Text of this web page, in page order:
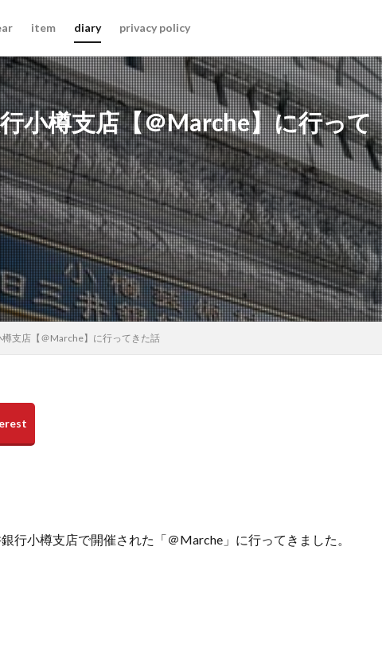
item diary privacy policy
小樽支店【＠Marche】に行って
支店【＠Marche】に行ってきた話
行小樽支店で開催された「＠Marche」に行ってきました。